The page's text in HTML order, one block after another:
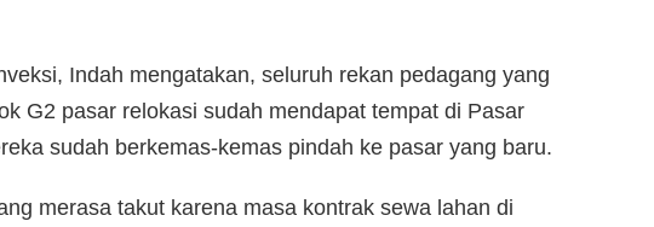
Indah mengatakan, seluruh rekan pedagang yang
G2 pasar relokasi sudah mendapat tempat di Pasar
sudah berkemas-kemas pindah ke pasar yang baru.
merasa takut karena masa kontrak sewa lahan di